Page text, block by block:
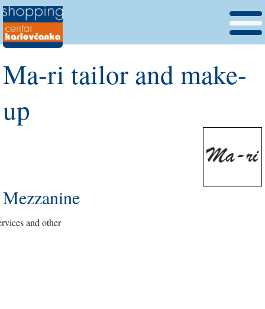
Ma-ri tailor and make-
up
Mezzanine
and other